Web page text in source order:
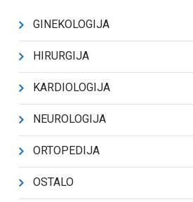
GINEKOLOGIJA
HIRURGIJA
KARDIOLOGIJA
NEUROLOGIJA
ORTOPEDIJA
OSTALO